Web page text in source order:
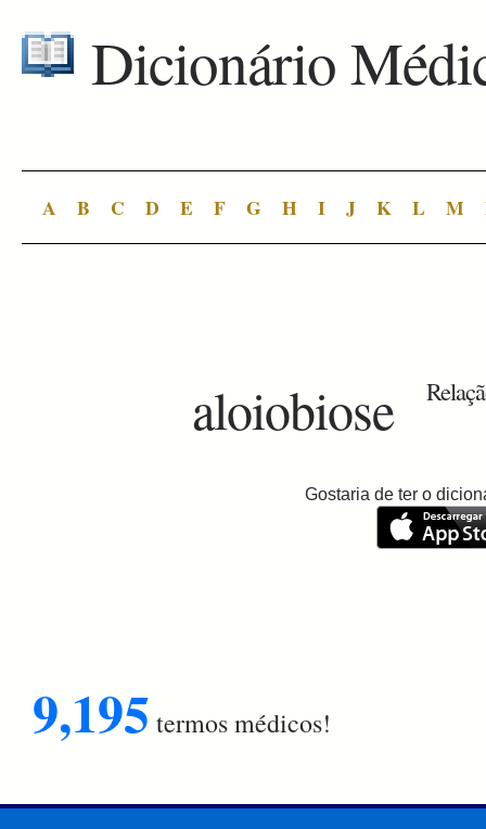
Dicionário
A B C D E F G H I J K L M
aloiobiose
Gostaria de ter o
9,195 termos médicos!